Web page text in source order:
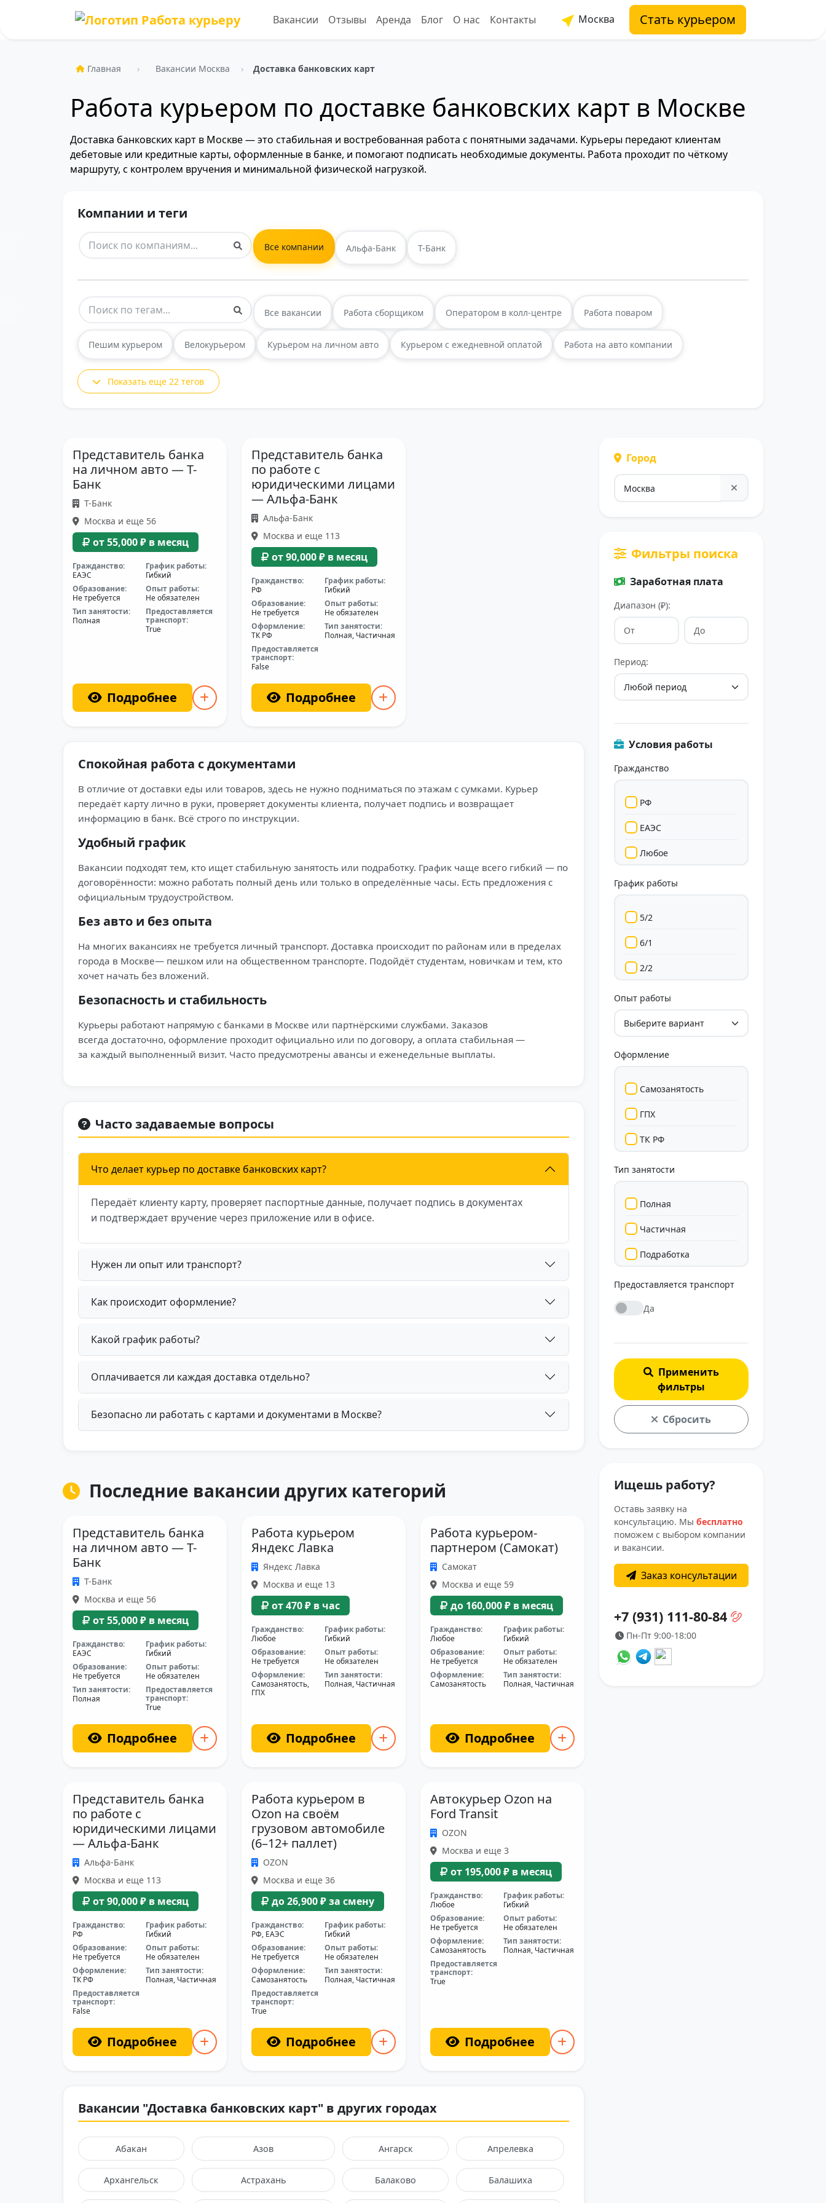
Вакансии Отзывы Аренда Блог О нас Контакты Москва Стать курьером
Главная Вакансии Москва Доставка банковских карт
Работа курьером по доставке банковских карт в Москве
Доставка банковских карт в Москве — это стабильная и востребованная работа с понятными задачами. Курьеры передают клиентам
дебетовые или кредитные карты, оформленные в банке, и помогают подписать необходимые документы. Работа проходит по чёткому
маршруту, с контролем вручения и минимальной физической нагрузкой.
Компании и теги
Все компании Альфа-Банк Т-Банк
Все вакансии Работа сборщиком Оператором в колл-центре Работа поваром
Пешим курьером Велокурьером Курьером на личном авто Курьером с ежедневной оплатой Работа на авто компании
Показать еще 22 тегов
Город
Фильтры поиска
Заработная плата
Диапазон (₽):
Период:
Условия работы
Гражданство
РФ
ЕАЭС
Любое
График работы
5/2
6/1
2/2
Гибкий
Свободный
Опыт работы
Оформление
Самозанятость
ГПХ
ТК РФ
Тип занятости
Полная
Частичная
Подработка
Предоставляется транспорт
Да
Применить
фильтры
Сбросить
Ищешь работу?
Оставь заявку на
консультацию. Мы бесплатно
поможем с выбором компании
и вакансии.
Заказ консультации
+7 (931) 111-80-84
Пн-Пт 9:00-18:00
Представитель банка
на личном авто — Т-
Банк
Т-Банк
Москва и еще 56
от 55,000 ₽ в месяц
Гражданство:
ЕАЭС
График работы:
Гибкий
Образование:
Не требуется
Опыт работы:
Не обязателен
Тип занятости:
Полная
Предоставляется
транспорт:
True
Подробнее
Представитель банка
по работе с
юридическими лицами
— Альфа-Банк
Альфа-Банк
Москва и еще 113
от 90,000 ₽ в месяц
Гражданство:
РФ
График работы:
Гибкий
Образование:
Не требуется
Опыт работы:
Не обязателен
Оформление:
ТК РФ
Тип занятости:
Полная, Частичная
Предоставляется
транспорт:
False
Подробнее
Спокойная работа с документами
В отличие от доставки еды или товаров, здесь не нужно подниматься по этажам с сумками. Курьер
передаёт карту лично в руки, проверяет документы клиента, получает подпись и возвращает
информацию в банк. Всё строго по инструкции.
Удобный график
Вакансии подходят тем, кто ищет стабильную занятость или подработку. График чаще всего гибкий — по
договорённости: можно работать полный день или только в определённые часы. Есть предложения с
официальным трудоустройством.
Без авто и без опыта
На многих вакансиях не требуется личный транспорт. Доставка происходит по районам или в пределах
города в Москве— пешком или на общественном транспорте. Подойдёт студентам, новичкам и тем, кто
хочет начать без вложений.
Безопасность и стабильность
Курьеры работают напрямую с банками в Москве или партнёрскими службами. Заказов
всегда достаточно, оформление проходит официально или по договору, а оплата стабильная —
за каждый выполненный визит. Часто предусмотрены авансы и еженедельные выплаты.
Часто задаваемые вопросы
Что делает курьер по доставке банковских карт?
Передаёт клиенту карту, проверяет паспортные данные, получает подпись в документах
и подтверждает вручение через приложение или в офисе.
Нужен ли опыт или транспорт?
Как происходит оформление?
Какой график работы?
Оплачивается ли каждая доставка отдельно?
Безопасно ли работать с картами и документами в Москве?
Последние вакансии других категорий
Представитель банка
на личном авто — Т-
Банк
Т-Банк
Москва и еще 56
от 55,000 ₽ в месяц
Гражданство:
ЕАЭС
График работы:
Гибкий
Образование:
Не требуется
Опыт работы:
Не обязателен
Тип занятости:
Полная
Предоставляется
транспорт:
True
Подробнее
Работа курьером
Яндекс Лавка
Яндекс Лавка
Москва и еще 13
от 470 ₽ в час
Гражданство:
Любое
График работы:
Гибкий
Образование:
Не требуется
Опыт работы:
Не обязателен
Оформление:
Самозанятость,
ГПХ
Тип занятости:
Полная, Частичная
Подробнее
Работа курьером-
партнером (Самокат)
Самокат
Москва и еще 59
до 160,000 ₽ в месяц
Гражданство:
Любое
График работы:
Гибкий
Образование:
Не требуется
Опыт работы:
Не обязателен
Оформление:
Самозанятость
Тип занятости:
Полная, Частичная
Подробнее
Представитель банка
по работе с
юридическими лицами
— Альфа-Банк
Альфа-Банк
Москва и еще 113
от 90,000 ₽ в месяц
Гражданство:
РФ
График работы:
Гибкий
Образование:
Не требуется
Опыт работы:
Не обязателен
Оформление:
ТК РФ
Тип занятости:
Полная, Частичная
Предоставляется
транспорт:
False
Подробнее
Работа курьером в
Ozon на своём
грузовом автомобиле
(6–12+ паллет)
OZON
Москва и еще 36
до 26,900 ₽ за смену
Гражданство:
РФ, ЕАЭС
График работы:
Гибкий
Образование:
Не требуется
Опыт работы:
Не обязателен
Оформление:
Самозанятость
Тип занятости:
Полная, Частичная
Предоставляется
транспорт:
True
Подробнее
Автокурьер Ozon на
Ford Transit
OZON
Москва и еще 3
от 195,000 ₽ в месяц
Гражданство:
Любое
График работы:
Гибкий
Образование:
Не требуется
Опыт работы:
Не обязателен
Оформление:
Самозанятость
Тип занятости:
Полная, Частичная
Предоставляется
транспорт:
True
Подробнее
Вакансии "Доставка банковских карт" в других городах
Абакан Азов Ангарск Апрелевка
Архангельск Астрахань Балаково Балашиха